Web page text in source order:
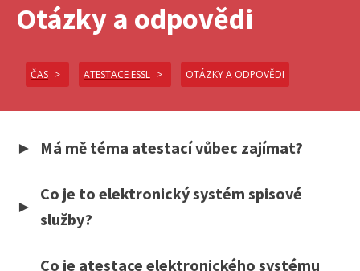
Otázky a odpovědi
ČAS ATESTACE ESSL OTÁZKY A ODPOVĚDI
Má mě téma atestací vůbec zajímat?
Co je to elektronický systém spisové
služby?
Co je atestace elektronického systému